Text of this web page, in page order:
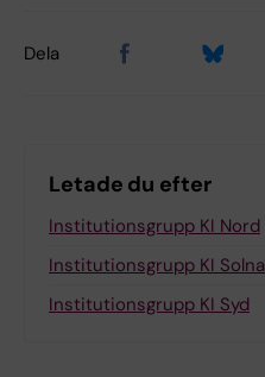
Dela
Letade du efter
Institutionsgrupp KI Nord
Institutionsgrupp KI Solna
Institutionsgrupp KI Syd